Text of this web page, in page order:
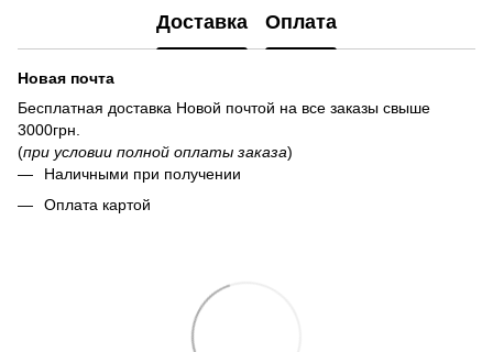
Доставка Оплата
Новая почта
Бесплатная доставка Новой почтой на все заказы свыше
3000грн.
(при условии полной оплаты заказа)
Наличными при получении
Оплата картой